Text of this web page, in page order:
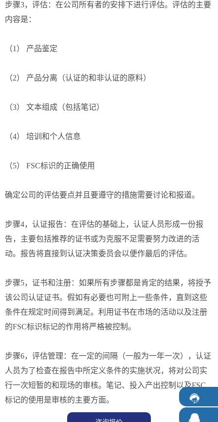
步骤3，评估：在公司所有者的安排下进行评估。评估的主要
内容是：
（1） 产品鉴定
（2） 产品分离（认证的和非认证的原料）
（3） 文本组成（包括笔记）
（4） 培训和个人信息
（5） FSC标识的正确使用
确定公司的评估要点并且要遵守的措施需要讨论和报道。
步骤4，认证报告：在评估的基础上，认证人员形成一份报
告，主要包括推荐的证书或为克服不足需要努力改进的活
动。报告将直接到认证决策委员会以便作最后的评估。
步骤5，证书和注册：如果所有步骤都是肯定的结果，将授予
该公司认证证书。假如有必要也可附上一些条件，直到这些
条件在规定时间得到满足。利用证书在市场的活动以及注册
的FSC标识标记的作用将严格被控制。
步骤6，评估管理：在一定的间隔（一般为一年一次），认证
人员为了检查在报告中所定义条件的实施状况，将对公司实
行一次短暂的和现场的审核。笔记、投入产出控制以及FSC
标记的使用是审核的主要方面。